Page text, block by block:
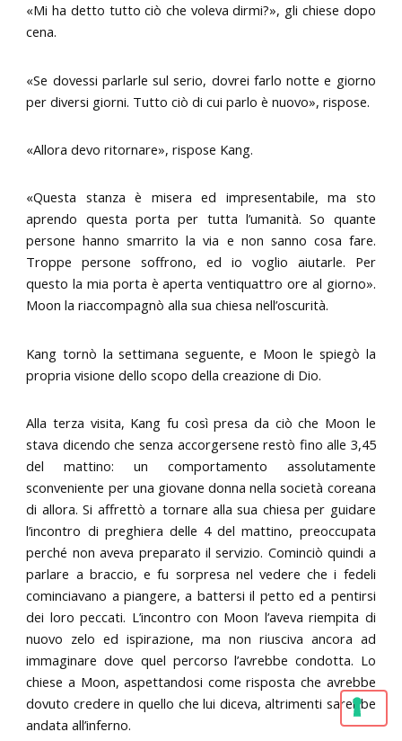
«Mi ha detto tutto ciò che voleva dirmi?», gli chiese dopo
cena.
«Se dovessi parlarle sul serio, dovrei farlo notte e giorno
per diversi giorni. Tutto ciò di cui parlo è nuovo», rispose.
«Allora devo ritornare», rispose Kang.
«Questa stanza è misera ed impresentabile, ma sto
aprendo questa porta per tutta l’umanità. So quante
persone hanno smarrito la via e non sanno cosa fare.
Troppe persone soffrono, ed io voglio aiutarle. Per
questo la mia porta è aperta ventiquattro ore al giorno».
Moon la riaccompagnò alla sua chiesa nell’oscurità.
Kang tornò la settimana seguente, e Moon le spiegò la
propria visione dello scopo della creazione di Dio.
Alla terza visita, Kang fu così presa da ciò che Moon le
stava dicendo che senza accorgersene restò fino alle 3,45
del mattino: un comportamento assolutamente
sconveniente per una giovane donna nella società coreana
di allora. Si affrettò a tornare alla sua chiesa per guidare
l’incontro di preghiera delle 4 del mattino, preoccupata
perché non aveva preparato il servizio. Cominciò quindi a
parlare a braccio, e fu sorpresa nel vedere che i fedeli
cominciavano a piangere, a battersi il petto ed a pentirsi
dei loro peccati. L’incontro con Moon l’aveva riempita di
nuovo zelo ed ispirazione, ma non riusciva ancora ad
immaginare dove quel percorso l’avrebbe condotta. Lo
chiese a Moon, aspettandosi come risposta che avrebbe
dovuto credere in quello che lui diceva, altrimenti sarebbe
andata all’inferno.